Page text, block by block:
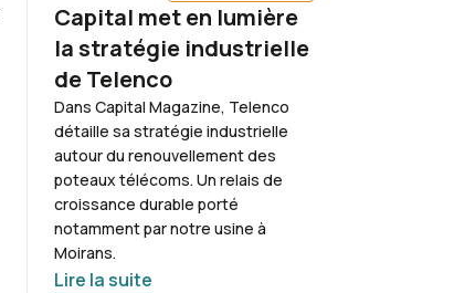
Capital met en lumière
la stratégie industrielle
de Telenco
Dans Capital Magazine, Telenco
détaille sa stratégie industrielle
autour du renouvellement des
poteaux télécoms. Un relais de
croissance durable porté
notamment par notre usine à
Moirans.
Lire la suite